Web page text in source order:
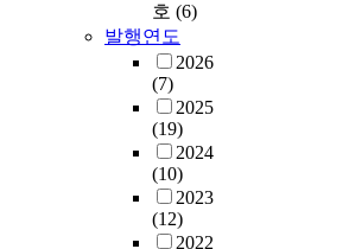
호 (6)
발행연도
2026
(7)
2025
(19)
2024
(10)
2023
(12)
2022